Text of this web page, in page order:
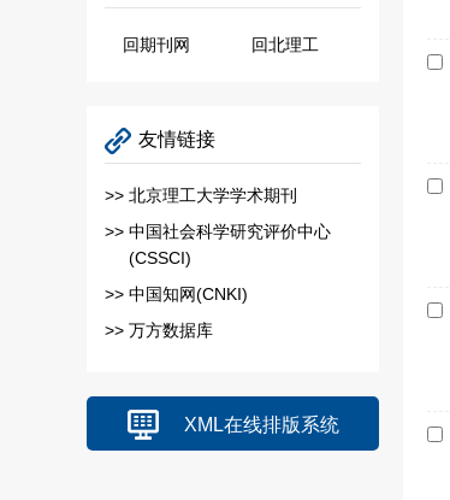
回期刊网 回北理工
友情链接
>> 北京理工大学学术期刊
>> 中国社会科学研究评价中心
(CSSCI)
>> 中国知网(CNKI)
>> 万方数据库
XML在线排版系统